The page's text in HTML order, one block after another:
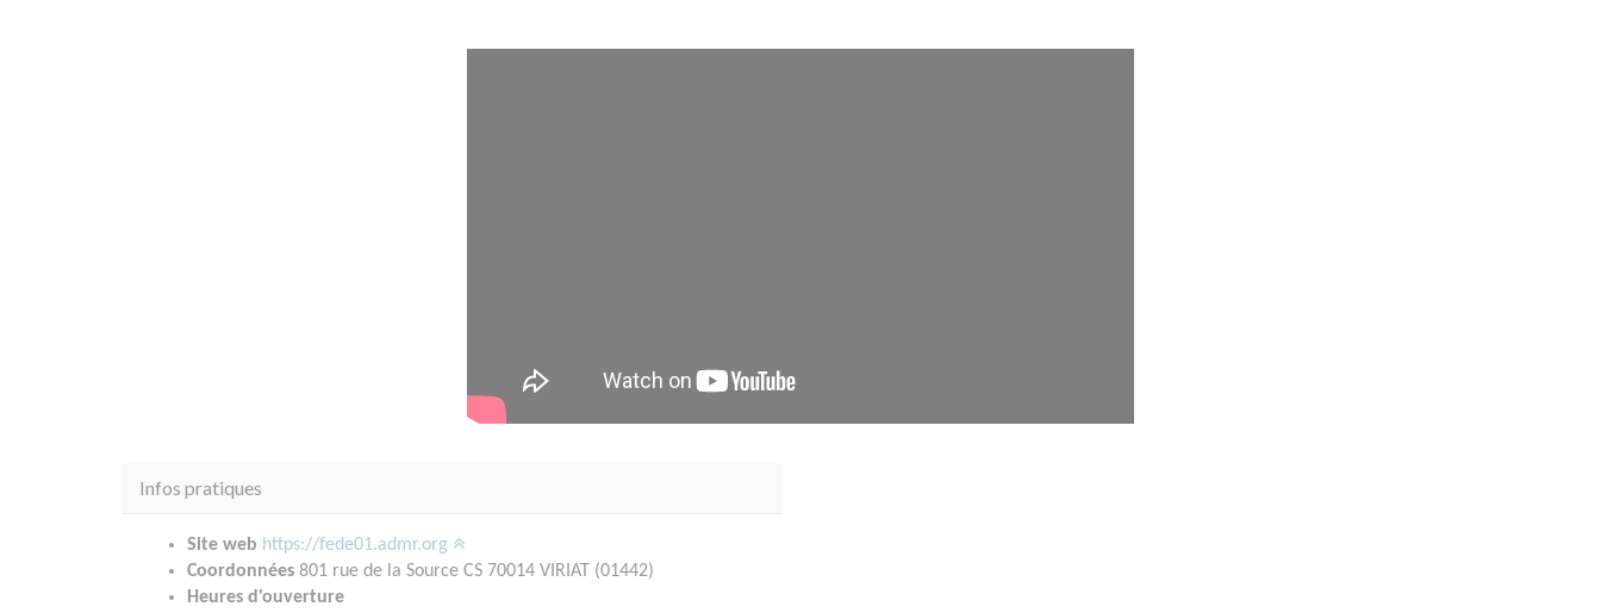
Infos pratiques
Site web https://fede01.admr.org
Coordonnées 801 rue de la Source CS 70014 VIRIAT (01442)
Heures d'ouverture